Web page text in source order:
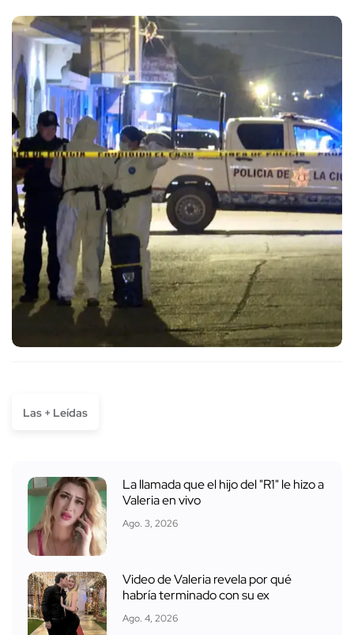
Las + Leídas
La llamada que el hijo del "R1" le hizo a
Valeria en vivo
Ago. 3, 2026
Video de Valeria revela por qué
habría terminado con su ex
Ago. 4, 2026